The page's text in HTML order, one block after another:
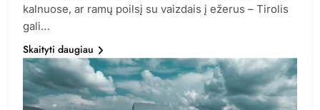
kalnuose, ar ramų poilsį su vaizdais į ežerus – Tirolis
gali…
Skaityti daugiau